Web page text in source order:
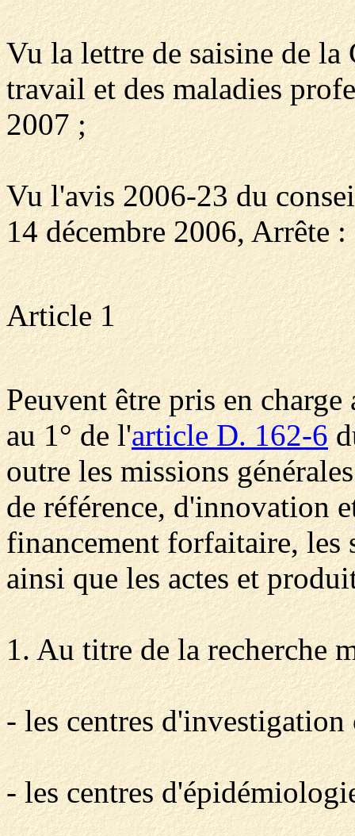
Vu la lettre de saisine de la
travail et des maladies
2007 ;
Vu l'avis 2006-23 du
14 décembre 2006, Arrête :
Article 1
Peuvent être pris en
au 1° de l'article D. 162-6
outre les missions
de référence, d'innovation
financement forfaitaire, les
ainsi que les actes et
1. Au titre de la recherche
- les centres
- les centres